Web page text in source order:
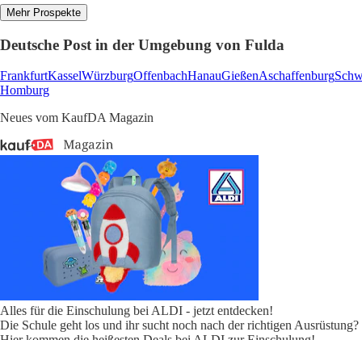
Mehr Prospekte
Deutsche Post in der Umgebung von Fulda
FrankfurtKasselWürzburgOffenbachHanauGießenAschaffenburg
Homburg
Neues vom KaufDA Magazin
Alles für die Einschulung bei ALDI - jetzt entdecken!
Die Schule geht los und ihr sucht noch nach der richtigen Ausrüstung?